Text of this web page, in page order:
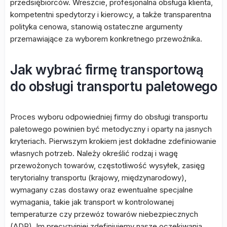
przedsiębiorców. Wreszcie, profesjonalna obsługa klienta,
kompetentni spedytorzy i kierowcy, a także transparentna
polityka cenowa, stanowią ostateczne argumenty
przemawiające za wyborem konkretnego przewoźnika.
Jak wybrać firmę transportową
do obsługi transportu paletowego
Proces wyboru odpowiedniej firmy do obsługi transportu
paletowego powinien być metodyczny i oparty na jasnych
kryteriach. Pierwszym krokiem jest dokładne zdefiniowanie
własnych potrzeb. Należy określić rodzaj i wagę
przewożonych towarów, częstotliwość wysyłek, zasięg
terytorialny transportu (krajowy, międzynarodowy),
wymagany czas dostawy oraz ewentualne specjalne
wymagania, takie jak transport w kontrolowanej
temperaturze czy przewóz towarów niebezpiecznych